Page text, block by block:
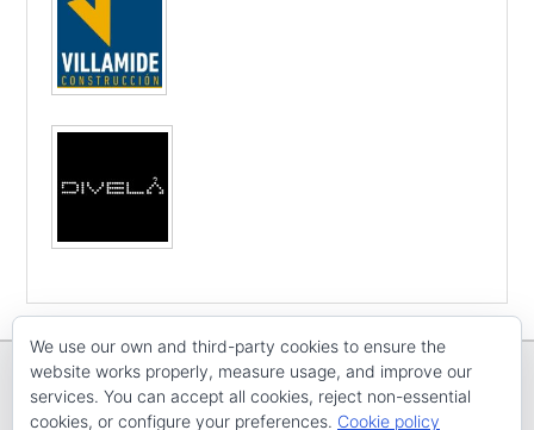
We use our own and third-party cookies to ensure the
website works properly, measure usage, and improve our
services. You can accept all cookies, reject non-essential
cookies, or configure your preferences. Cookie policy